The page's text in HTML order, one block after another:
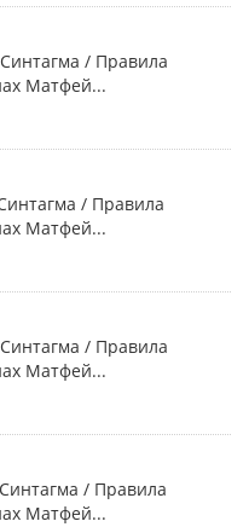
/ Правила
Матфей...
/ Правила
Матфей...
/ Правила
Матфей...
/ Правила
Матфей...